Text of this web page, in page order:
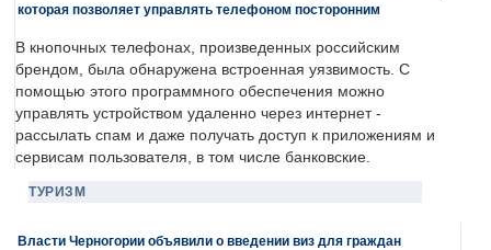
которая позволяет управлять телефоном посторонним
В кнопочных телефонах, произведенных российским
брендом, была обнаружена встроенная уязвимость. С
помощью этого программного обеспечения можно
управлять устройством удаленно через интернет -
рассылать спам и даже получать доступ к приложениям и
сервисам пользователя, в том числе банковские.
ТУРИЗМ
Власти Черногории объявили о введении виз для граждан